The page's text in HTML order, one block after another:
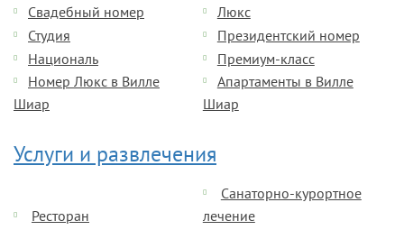
Свадебный номер
Люкс
Студия
Президентский номер
Националь
Премиум-класс
Номер Люкс в Вилле
Шиар
Апартаменты в Вилле
Шиар
Услуги и развлечения
Ресторан
Санаторно-курортное
лечение